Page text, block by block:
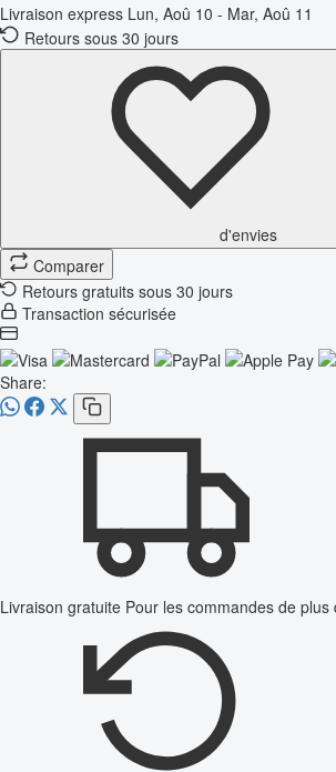
Livraison express Lun, Aoû 10 - Mar, Aoû 11
Retours sous 30 jours
d'envies
Comparer
Retours gratuits sous 30 jours
Transaction sécurisée
Share:
Livraison gratuite Pour les commandes de plus